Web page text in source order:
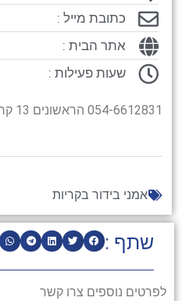
שתף :
לפרטים נוספים צרו קשר
כתובת מייל :
אתר הבית :
שעות פעילות :
054-6612831 הראשונים 13 קרית חיים
אמני בידור בקריות